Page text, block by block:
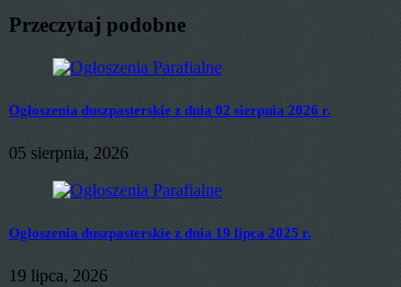
Przeczytaj podobne
Ogłoszenia duszpasterskie z dnia 02 sierpnia 2026 r.
05 sierpnia, 2026
Ogłoszenia duszpasterskie z dnia 19 lipca 2025 r.
19 lipca, 2026